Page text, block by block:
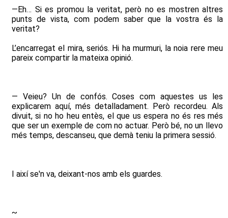
—Eh… Si es promou la veritat, però no es mostren altres
punts de vista, com podem saber que la vostra és la
veritat?
L’encarregat el mira, seriós. Hi ha murmuri, la noia rere meu
pareix compartir la mateixa opinió.
— Veieu? Un de confós. Coses com aquestes us les
explicarem aquí, més detalladament. Però recordeu. Als
divuit, si no ho heu entès, el que us espera no és res més
que ser un exemple de com no actuar. Però bé, no un llevo
més temps, descanseu, que demà teniu la primera sessió.
I així se'n va, deixant-nos amb els guardes.
~